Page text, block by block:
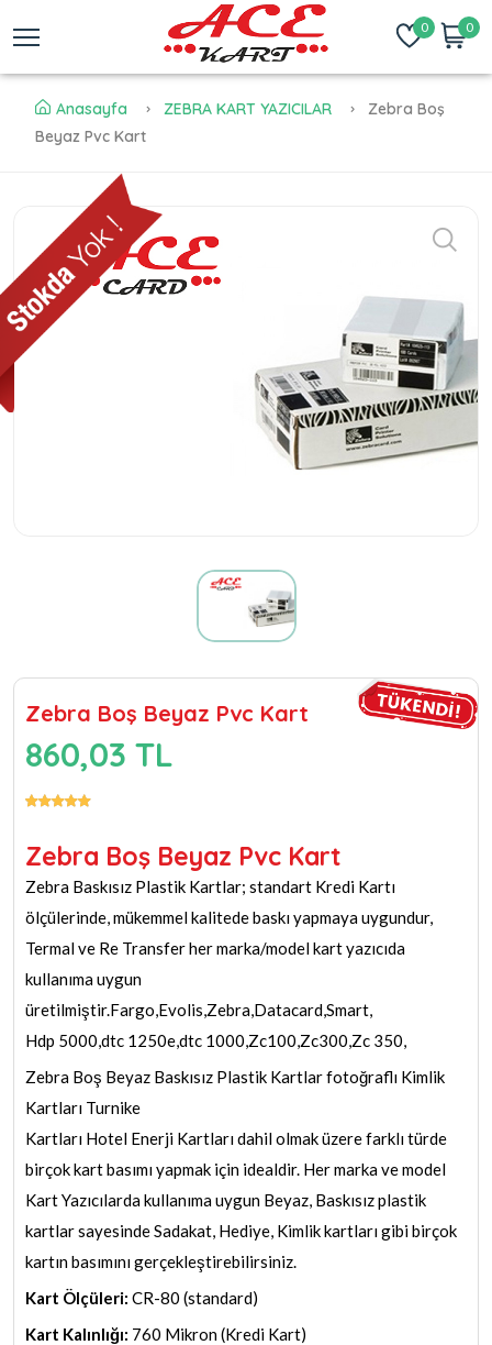
0 0
Anasayfa ZEBRA KART YAZICILAR
Zebra Boş
Beyaz Pvc Kart
Zebra Boş Beyaz Pvc Kart
860,03 TL
Zebra Boş Beyaz Pvc Kart
Zebra Baskısız Plastik Kartlar; standart Kredi Kartı
ölçülerinde, mükemmel kalitede baskı yapmaya uygundur,
Termal ve Re Transfer her marka/model kart yazıcıda
kullanıma uygun
üretilmiştir.Fargo,Evolis,Zebra,Datacard,Smart,
Hdp 5000,dtc 1250e,dtc 1000,Zc100,Zc300,Zc 350,
Zebra Boş Beyaz Baskısız Plastik Kartlar fotoğraflı Kimlik
Kartları Turnike
Kartları Hotel Enerji Kartları dahil olmak üzere farklı türde
birçok kart basımı yapmak için idealdir. Her marka ve model
Kart Yazıcılarda kullanıma uygun Beyaz, Baskısız plastik
kartlar sayesinde Sadakat, Hediye, Kimlik kartları gibi birçok
kartın basımını gerçekleştirebilirsiniz.
Kart Ölçüleri: CR-80 (standard)
Kart Kalınlığı: 760 Mikron (Kredi Kart)